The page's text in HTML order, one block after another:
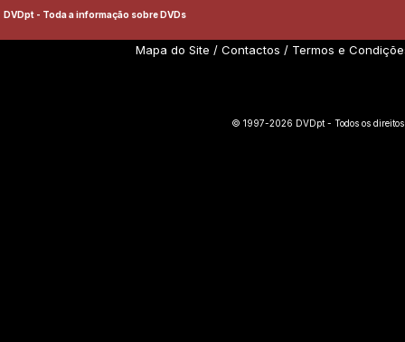
DVDpt - Toda a informação sobre DVDs
Mapa do Site / Contactos / Termos e
© 1997-2026 DVDpt - Todos os direitos